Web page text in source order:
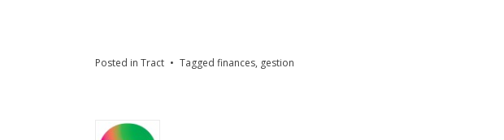
Posted in Tract Tagged finances, gestion